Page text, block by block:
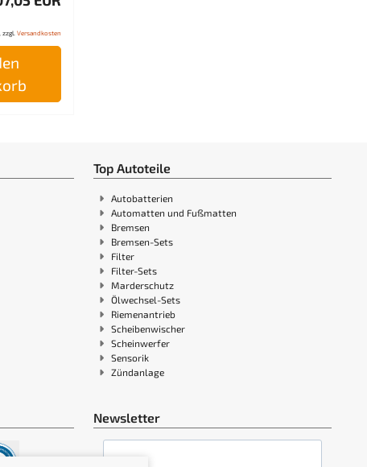
Versandkosten
Top Autoteile
Autobatterien
Automatten und Fußmatten
Bremsen
Bremsen-Sets
Filter
Filter-Sets
Marderschutz
Ölwechsel-Sets
Riemenantrieb
Scheibenwischer
Scheinwerfer
Sensorik
Zündanlage
Newsletter